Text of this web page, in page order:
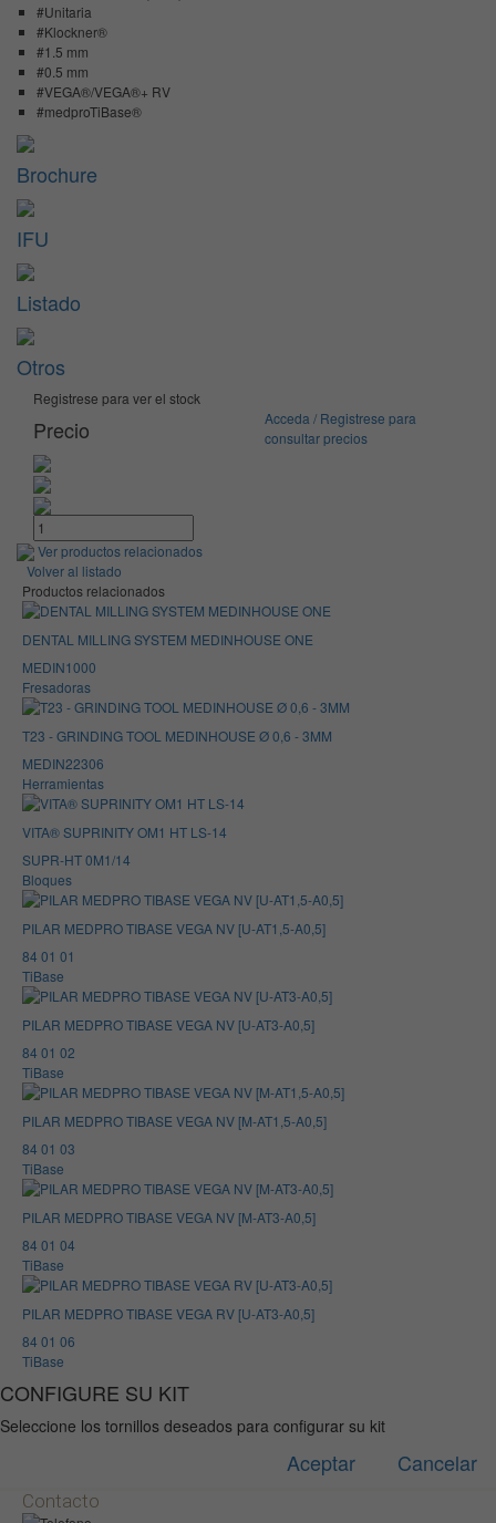
#Unitaria
#Klockner®
#1.5 mm
#0.5 mm
#VEGA®/VEGA®+ RV
#medproTiBase®
Brochure
IFU
Listado
Otros
Registrese para ver el stock
Precio
Acceda / Registrese para
consultar precios
Ver productos relacionados
Volver al listado
Productos relacionados
DENTAL MILLING SYSTEM MEDINHOUSE ONE
MEDIN1000
Fresadoras
T23 - GRINDING TOOL MEDINHOUSE Ø 0,6 - 3MM
MEDIN22306
Herramientas
VITA® SUPRINITY OM1 HT LS-14
SUPR-HT 0M1/14
Bloques
PILAR MEDPRO TIBASE VEGA NV [U-AT1,5-A0,5]
84 01 01
TiBase
PILAR MEDPRO TIBASE VEGA NV [U-AT3-A0,5]
84 01 02
TiBase
PILAR MEDPRO TIBASE VEGA NV [M-AT1,5-A0,5]
84 01 03
TiBase
PILAR MEDPRO TIBASE VEGA NV [M-AT3-A0,5]
84 01 04
TiBase
PILAR MEDPRO TIBASE VEGA RV [U-AT3-A0,5]
84 01 06
TiBase
CONFIGURE SU KIT
Seleccione los tornillos deseados para configurar su kit
Aceptar Cancelar
Contacto